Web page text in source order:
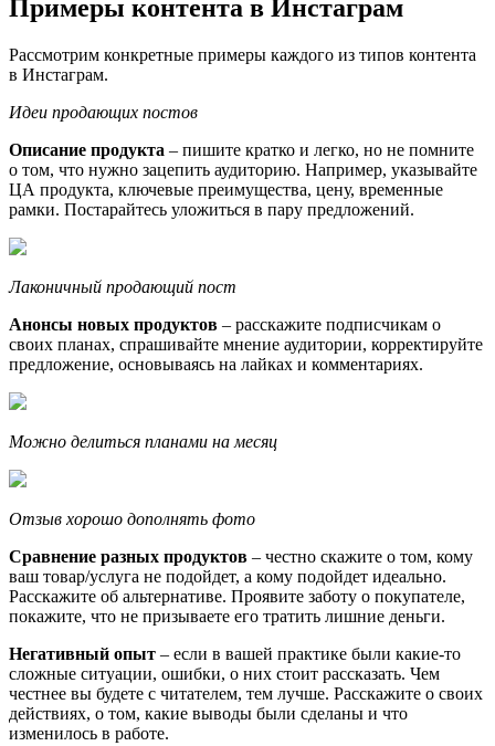
Примеры контента в Инстаграм
Рассмотрим конкретные примеры каждого из типов контента
в Инстаграм.
Идеи продающих постов
Описание продукта – пишите кратко и легко, но не помните
о том, что нужно зацепить аудиторию. Например, указывайте
ЦА продукта, ключевые преимущества, цену, временные
рамки. Постарайтесь уложиться в пару предложений.
Лаконичный продающий пост
Анонсы новых продуктов – расскажите подписчикам о
своих планах, спрашивайте мнение аудитории, корректируйте
предложение, основываясь на лайках и комментариях.
Можно делиться планами на месяц
Отзыв хорошо дополнять фото
Сравнение разных продуктов – честно скажите о том, кому
ваш товар/услуга не подойдет, а кому подойдет идеально.
Расскажите об альтернативе. Проявите заботу о покупателе,
покажите, что не призываете его тратить лишние деньги.
Негативный опыт – если в вашей практике были какие-то
сложные ситуации, ошибки, о них стоит рассказать. Чем
честнее вы будете с читателем, тем лучше. Расскажите о своих
действиях, о том, какие выводы были сделаны и что
изменилось в работе.